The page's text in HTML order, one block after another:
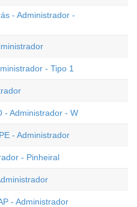
- Administrador -
- Tipo 1
- Administrador - W
- Administrador
- Pinheiral
- Administrador